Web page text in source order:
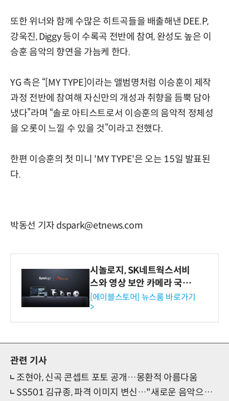
또한 위너와 함께 수많은 히트곡들을 배출해낸 DEE.P,
강욱진, Diggy 등이 수록곡 전반에 참여, 완성도 높은 이
승훈 음악의 향연을 가늠케 한다.
YG 측은 “[MY TYPE]이라는 앨범명처럼 이승훈이 제작
과정 전반에 참여해 자신만의 개성과 취향을 듬뿍 담아
냈다”라며 “솔로 아티스트로서 이승훈의 음악적 정체성
을 오롯이 느낄 수 있을 것”이라고 전했다.
한편 이승훈의 첫 미니 'MY TYPE'은 오는 15일 발표된
다.
박동선 기자 dspark@etnews.com
시놀로지, SK네트웍스서비
스와 영상 보안 카메라 국내
독점 판매 파트너십 체결
[에이블스토어] 뉴스룸 바로가기
>
관련 기사
조현아, 신곡 콘셉트 포토 공개…몽환적 아름다움
SS501 김규종, 파격 이미지 변신…"새로운 음악으로 소통"